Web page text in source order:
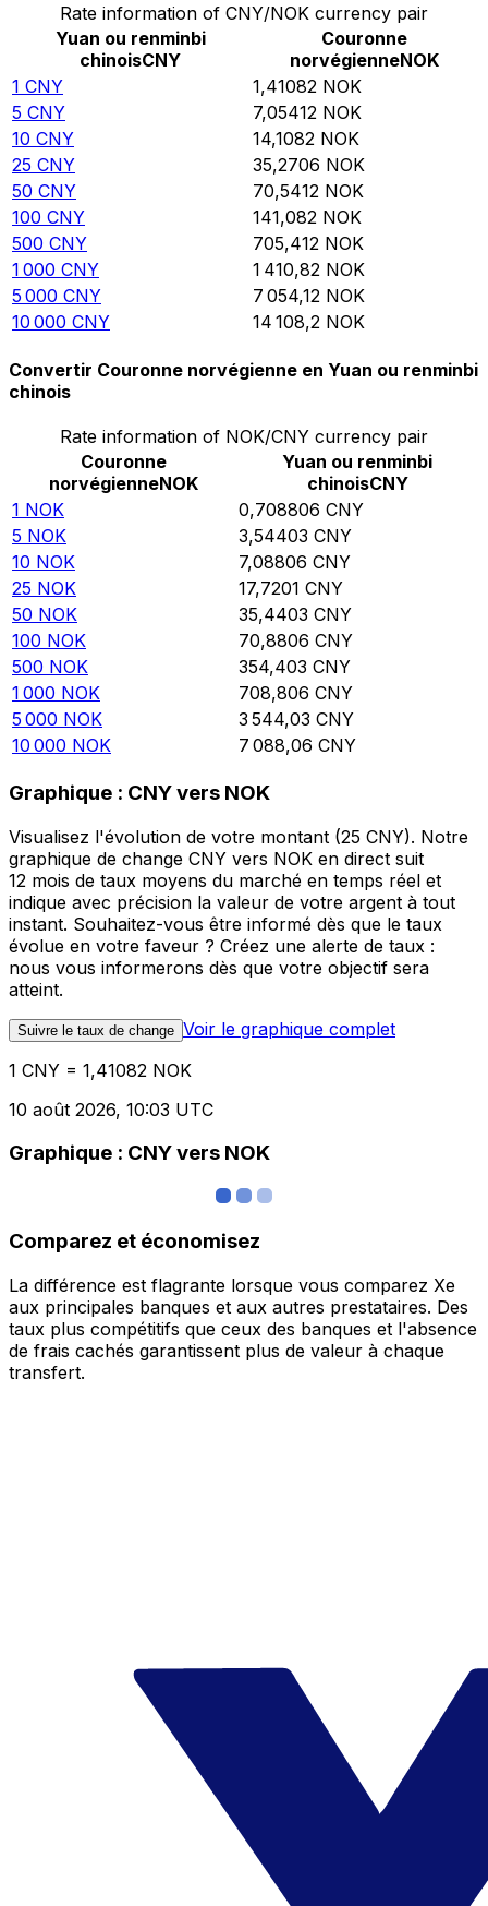
Rate information of CNY/NOK currency pair
Yuan ou renminbi
chinoisCNY
Couronne
norvégienneNOK
1 CNY 1,41082 NOK
5 CNY 7,05412 NOK
10 CNY 14,1082 NOK
25 CNY 35,2706 NOK
50 CNY 70,5412 NOK
100 CNY 141,082 NOK
500 CNY 705,412 NOK
1 000 CNY 1 410,82 NOK
5 000 CNY 7 054,12 NOK
10 000 CNY 14 108,2 NOK
Convertir Couronne norvégienne en Yuan ou renminbi
chinois
Rate information of NOK/CNY currency pair
Couronne
norvégienneNOK
Yuan ou renminbi
chinoisCNY
1 NOK 0,708806 CNY
5 NOK 3,54403 CNY
10 NOK 7,08806 CNY
25 NOK 17,7201 CNY
50 NOK 35,4403 CNY
100 NOK 70,8806 CNY
500 NOK 354,403 CNY
1 000 NOK 708,806 CNY
5 000 NOK 3 544,03 CNY
10 000 NOK 7 088,06 CNY
Graphique : CNY vers NOK
Visualisez l'évolution de votre montant (25 CNY). Notre
graphique de change CNY vers NOK en direct suit
12 mois de taux moyens du marché en temps réel et
indique avec précision la valeur de votre argent à tout
instant. Souhaitez-vous être informé dès que le taux
évolue en votre faveur ? Créez une alerte de taux :
nous vous informerons dès que votre objectif sera
atteint.
Suivre le taux de change Voir le graphique complet
1 CNY = 1,41082 NOK
10 août 2026, 10:03 UTC
Graphique : CNY vers NOK
Comparez et économisez
La différence est flagrante lorsque vous comparez Xe
aux principales banques et aux autres prestataires. Des
taux plus compétitifs que ceux des banques et l'absence
de frais cachés garantissent plus de valeur à chaque
transfert.